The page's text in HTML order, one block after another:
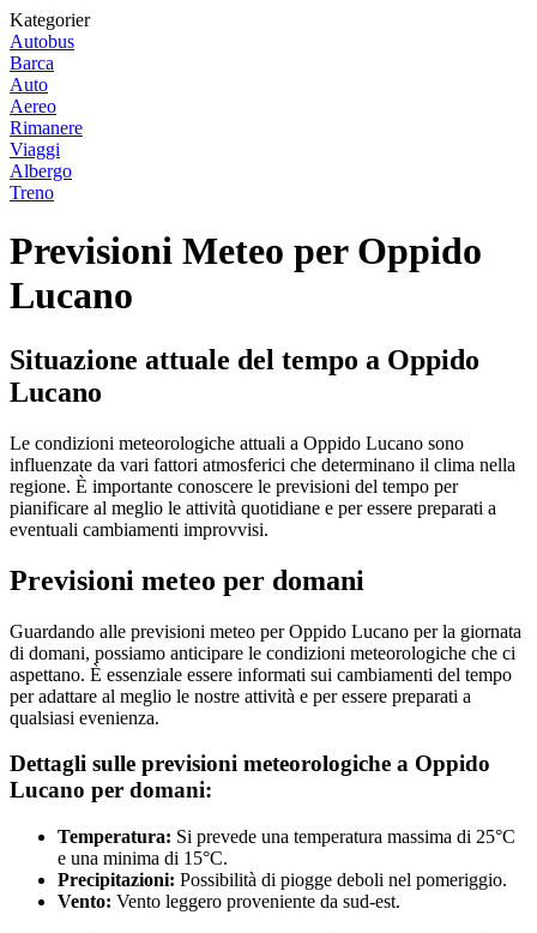
Kategorier
Autobus
Barca
Auto
Aereo
Rimanere
Viaggi
Albergo
Treno
Previsioni Meteo per Oppido
Lucano
Situazione attuale del tempo a Oppido
Lucano
Le condizioni meteorologiche attuali a Oppido Lucano sono
influenzate da vari fattori atmosferici che determinano il clima nella
regione. È importante conoscere le previsioni del tempo per
pianificare al meglio le attività quotidiane e per essere preparati a
eventuali cambiamenti improvvisi.
Previsioni meteo per domani
Guardando alle previsioni meteo per Oppido Lucano per la giornata
di domani, possiamo anticipare le condizioni meteorologiche che ci
aspettano. È essenziale essere informati sui cambiamenti del tempo
per adattare al meglio le nostre attività e per essere preparati a
qualsiasi evenienza.
Dettagli sulle previsioni meteorologiche a Oppido
Lucano per domani:
Temperatura: Si prevede una temperatura massima di 25°C
e una minima di 15°C.
Precipitazioni: Possibilità di piogge deboli nel pomeriggio.
Vento: Vento leggero proveniente da sud-est.